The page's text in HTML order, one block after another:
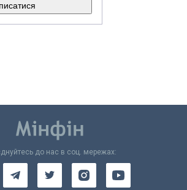
до нас в соц. мережах: